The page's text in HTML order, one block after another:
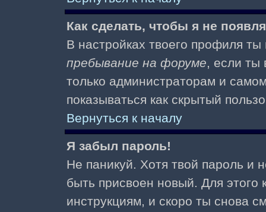
Как сделать, чтобы я не
В настройках твоего профиля
пребывание на форуме, если
только администраторам и
показываться как скрытый
Вернуться к началу
Я забыл пароль!
Не паникуй. Хотя твой пароль и
быть присвоен новый. Для этого
инструкциям, и скоро ты снова